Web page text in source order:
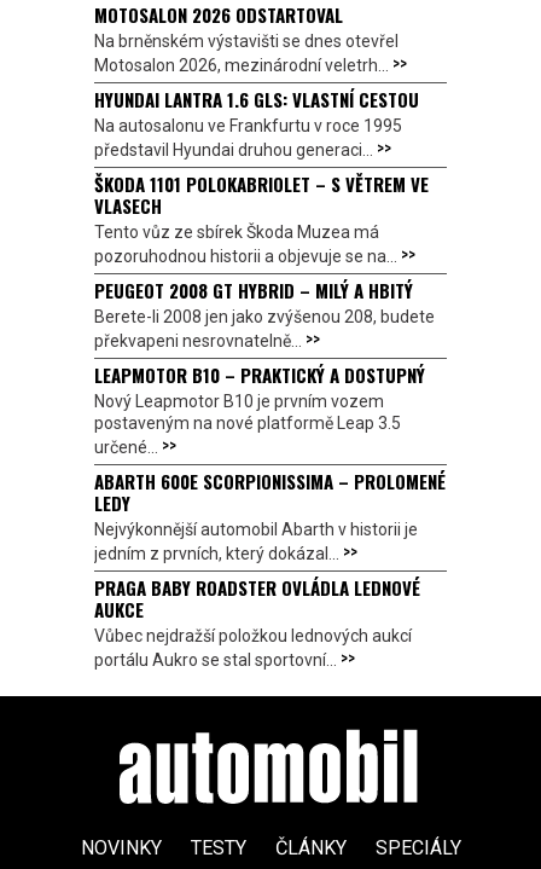
MOTOSALON 2026 ODSTARTOVAL
Na brněnském výstavišti se dnes otevřel
Motosalon 2026, mezinárodní veletrh... >>
HYUNDAI LANTRA 1.6 GLS: VLASTNÍ CESTOU
Na autosalonu ve Frankfurtu v roce 1995
představil Hyundai druhou generaci... >>
ŠKODA 1101 POLOKABRIOLET – S VĚTREM VE
VLASECH
Tento vůz ze sbírek Škoda Muzea má
pozoruhodnou historii a objevuje se na... >>
PEUGEOT 2008 GT HYBRID – MILÝ A HBITÝ
Berete-li 2008 jen jako zvýšenou 208, budete
překvapeni nesrovnatelně... >>
LEAPMOTOR B10 – PRAKTICKÝ A DOSTUPNÝ
Nový Leapmotor B10 je prvním vozem
postaveným na nové platformě Leap 3.5
určené... >>
ABARTH 600E SCORPIONISSIMA – PROLOMENÉ
LEDY
Nejvýkonnější automobil Abarth v historii je
jedním z prvních, který dokázal... >>
PRAGA BABY ROADSTER OVLÁDLA LEDNOVÉ
AUKCE
Vůbec nejdražší položkou lednových aukcí
portálu Aukro se stal sportovní... >>
NOVINKY TESTY ČLÁNKY SPECIÁLY